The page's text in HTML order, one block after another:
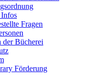
Fragen
der Bücherei
Förderung